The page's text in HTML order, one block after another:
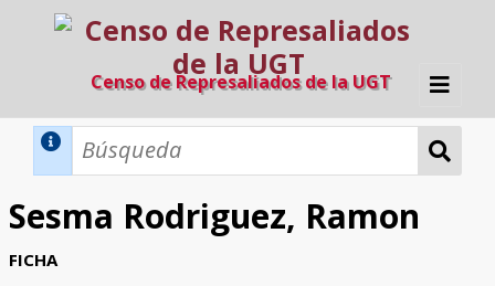
Censo de Represaliados de la UGT
Inicio
Búsqueda Dinámica
Búsqueda Avanzada
Sesma Rodriguez, Ramon
FICHA